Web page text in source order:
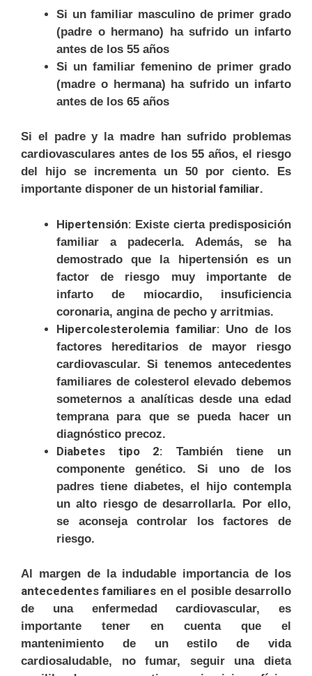
Si un familiar masculino de primer grado
(padre o hermano) ha sufrido un infarto
antes de los 55 años
Si un familiar femenino de primer grado
(madre o hermana) ha sufrido un infarto
antes de los 65 años
Si el padre y la madre han sufrido problemas
cardiovasculares antes de los 55 años, el riesgo
del hijo se incrementa un 50 por ciento. Es
importante disponer de un historial familiar.
Hipertensión: Existe cierta predisposición
familiar a padecerla. Además, se ha
demostrado que la hipertensión es un
factor de riesgo muy importante de
infarto de miocardio, insuficiencia
coronaria, angina de pecho y arritmias.
Hipercolesterolemia familiar:Uno de los
factores hereditarios de mayor riesgo
cardiovascular. Si tenemos antecedentes
familiares de colesterol elevado debemos
someternos a analíticas desde una edad
temprana para que se pueda hacer un
diagnóstico precoz.
Diabetes tipo 2: También tiene un
componente genético. Si uno de los
padres tiene diabetes, el hijo contempla
un alto riesgo de desarrollarla. Por ello,
se aconseja controlar los factores de
riesgo.
Al margen de la indudable importancia de los
antecedentes familiares en el posible desarrollo
de una enfermedad cardiovascular, es
importante tener en cuenta que el
mantenimiento de un estilo de vida
cardiosaludable, no fumar, seguir una dieta